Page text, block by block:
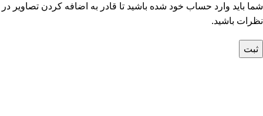
شما باید وارد حساب خود شده باشید تا قادر به اضافه کردن تصاویر در
نظرات باشید.